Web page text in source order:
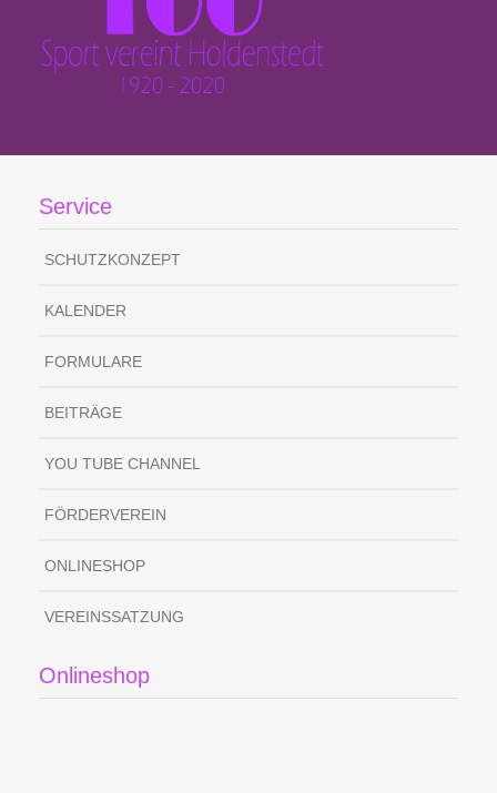
Service
SCHUTZKONZEPT
KALENDER
FORMULARE
BEITRÄGE
YOU TUBE CHANNEL
FÖRDERVEREIN
ONLINESHOP
VEREINSSATZUNG
Onlineshop